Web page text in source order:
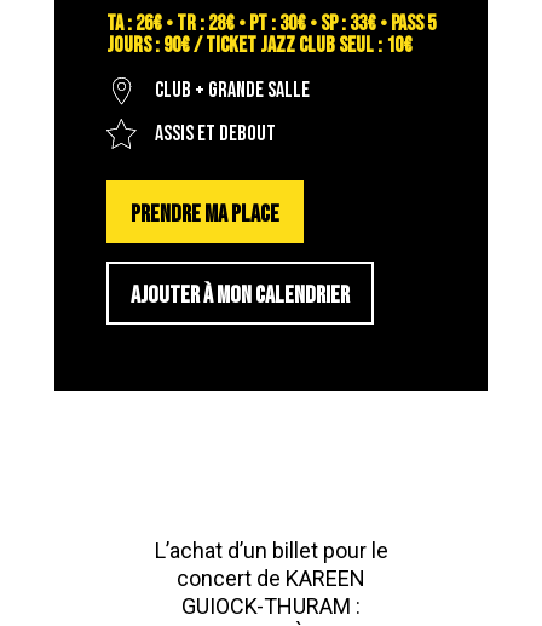
TA : 26€ • TR : 28€ • PT : 30€ • SP : 33€ • PASS 5
JOURS : 90€ / TICKET JAZZ CLUB SEUL : 10€
Club + Grande salle
Assis et debout
PRENDRE MA PLACE
AJOUTER À MON CALENDRIER
L’achat d’un billet pour le
concert de KAREEN
GUIOCK-THURAM :